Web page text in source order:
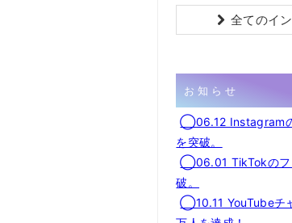
全てのイ
お知らせ
◯06.12 Instagram
を突破。
◯06.01 TikTokのフ
破。
◯10.11 YouTubeチ